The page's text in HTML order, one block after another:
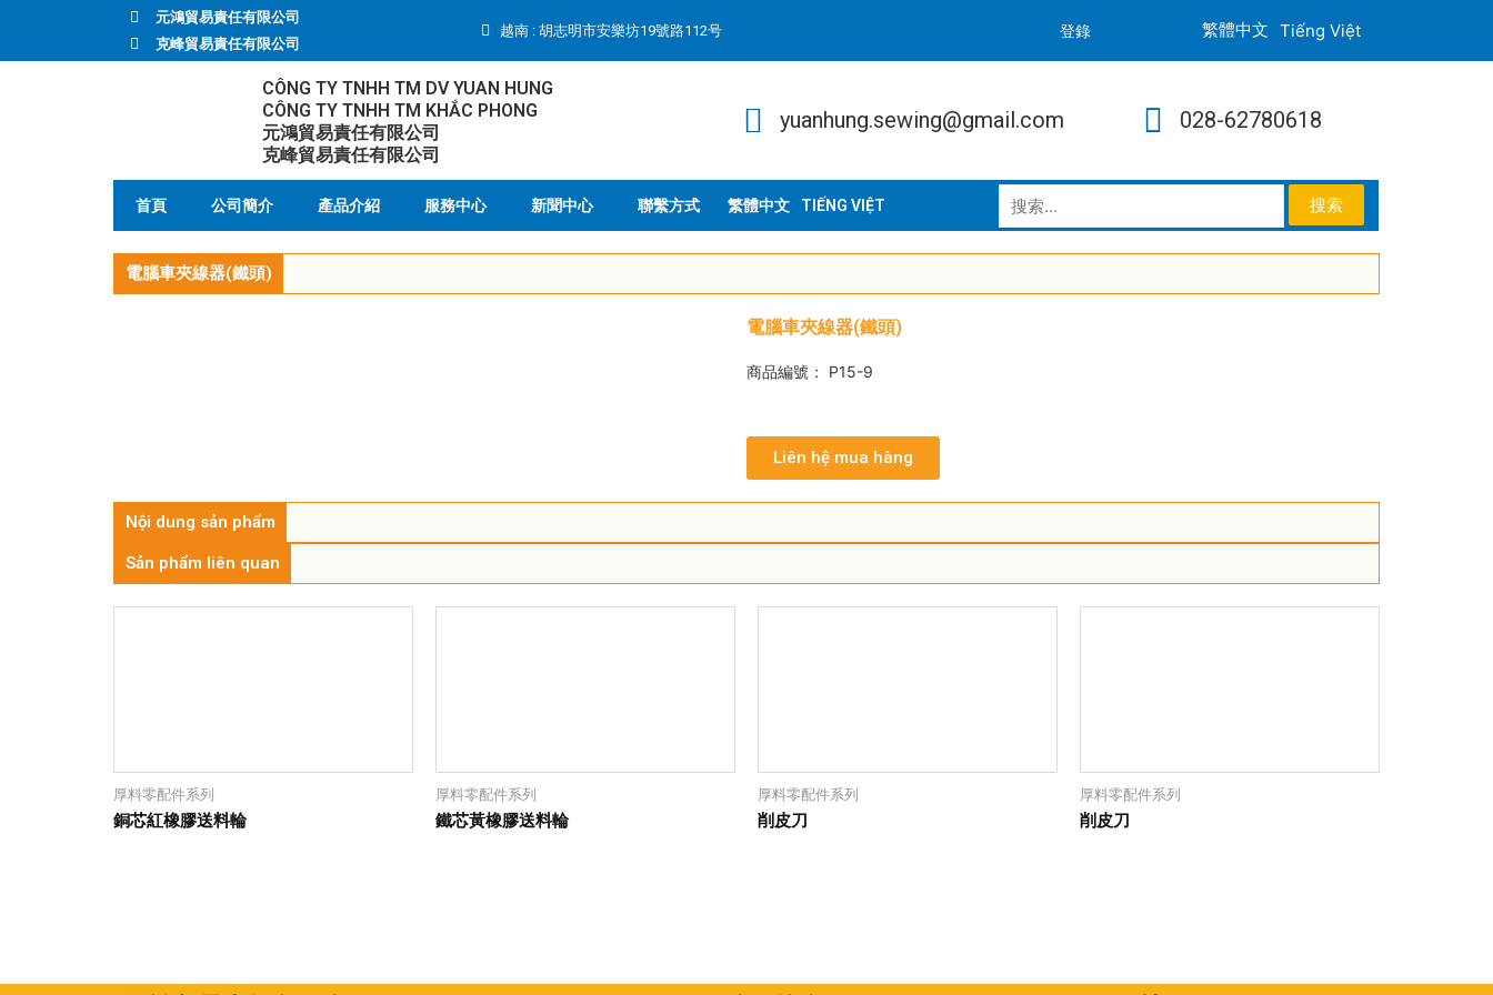
元鴻貿易責任有限公司
克峰貿易責任有限公司
越南 : 胡志明市安樂坊19號路112号 登錄 Tiếng Việt
CÔNG TY TNHH TM DV YUAN HUNG
CÔNG TY TNHH TM KHẮC PHONG
元鴻貿易責任有限公司
克峰貿易責任有限公司
yuanhung.sewing@gmail.com 028-62780618
首頁 公司簡介 產品介紹 服務中心 新聞中心 聯繫方式 TIẾNG VIỆT
電腦車夾線器(鐵頭)
電腦車夾線器(鐵頭)
商品編號： P15-9
Liên hệ mua hàng
Nội dung sản phẩm
Sản phẩm liên quan
厚料零配件系列
銅芯紅橡膠送料輪
厚料零配件系列
鐵芯黃橡膠送料輪
厚料零配件系列
削皮刀
厚料零配件系列
削皮刀